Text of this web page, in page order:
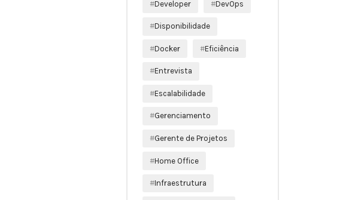
Developer DevOps
Disponibilidade
Docker Eficiência
Entrevista
Escalabilidade
Gerenciamento
Gerente de Projetos
Home Office
Infraestrutura